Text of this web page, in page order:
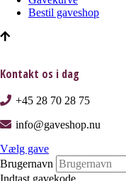
Bestil gaveshop
Kontakt os i dag
+45 28 70 28 75
info@gaveshop.nu
Vælg gave
Brugernavn